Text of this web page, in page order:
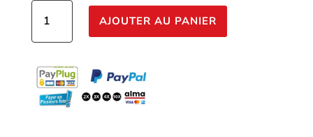
quantité
Guanokalong
Vegetal
fertilizer
1Kg
AJOUTER AU PANIER